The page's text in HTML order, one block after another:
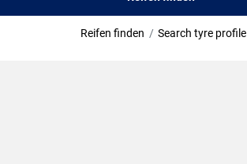
Reifen finden Search tyre profile